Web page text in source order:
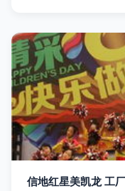
信地红星美凯龙 工